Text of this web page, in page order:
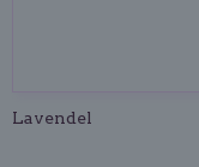
Lavendel